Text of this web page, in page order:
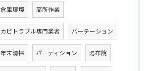
倉庫環境 高所作業
カビトラブル専門業者 パーテーション
年末清掃 パーティション 湯布院